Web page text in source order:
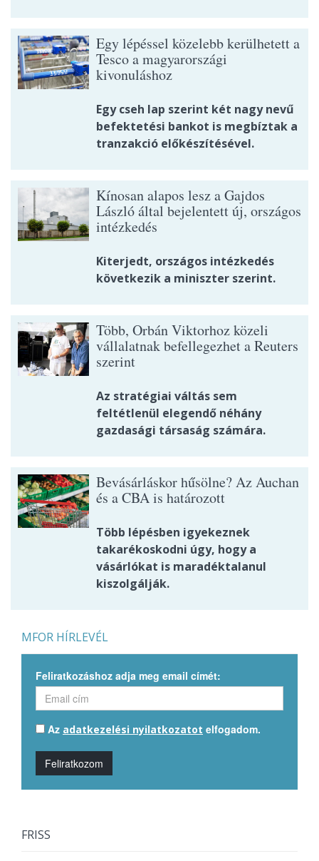
Egy lépéssel közelebb kerülhetett a
Tesco a magyarországi
kivonuláshoz
Egy cseh lap szerint két nagy nevű
befektetési bankot is megbíztak a
tranzakció előkészítésével.
Kínosan alapos lesz a Gajdos
László által bejelentett új, országos
intézkedés
Kiterjedt, országos intézkedés
következik a miniszter szerint.
Több, Orbán Viktorhoz közeli
vállalatnak befellegezhet a Reuters
szerint
Az stratégiai váltás sem
feltétlenül elegendő néhány
gazdasági társaság számára.
Bevásárláskor hűsölne? Az Auchan
és a CBA is határozott
Több lépésben igyekeznek
takarékoskodni úgy, hogy a
vásárlókat is maradéktalanul
kiszolgálják.
MFOR HÍRLEVÉL
Feliratkozáshoz adja meg email címét:
Az adatkezelési nyilatkozatot elfogadom.
Feliratkozom
FRISS